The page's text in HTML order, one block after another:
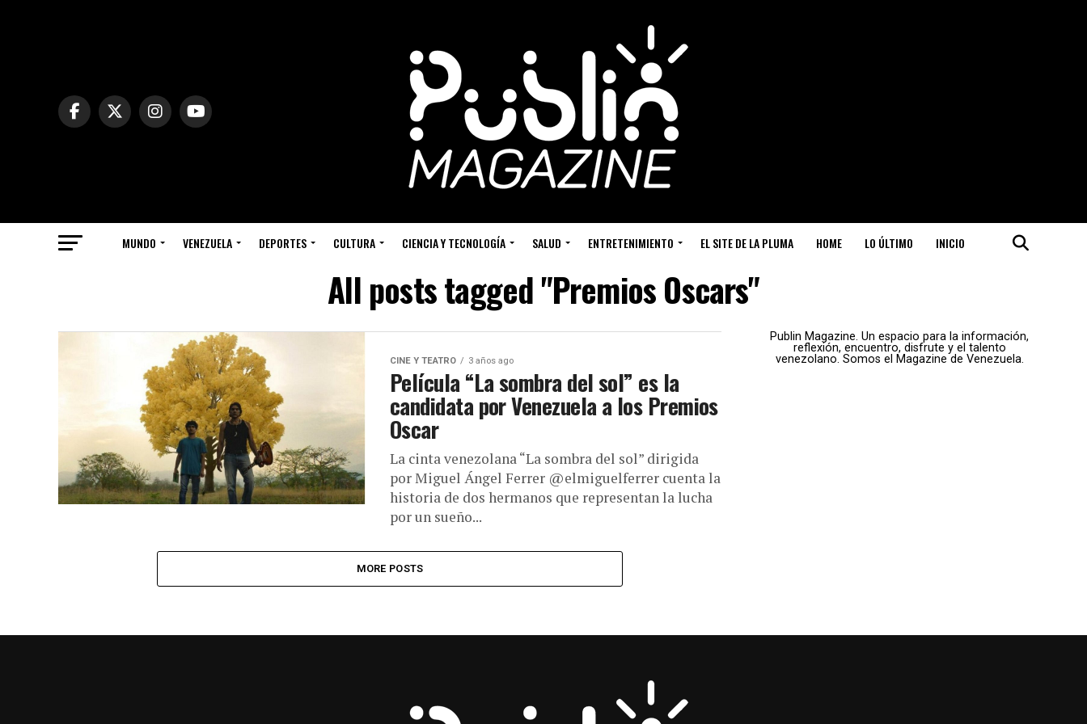
MUNDO VENEZUELA DEPORTES CULTURA CIENCIA Y TECNOLOGÍA SALUD ENTRETENIMIENTO EL SITE DE LA PLUMA HOME LO ÚLTIMO INICIO
All posts tagged "Premios Oscars"
CINE Y TEATRO 3 años ago
Película “La sombra del sol” es la
candidata por Venezuela a los Premios
Oscar
La cinta venezolana “La sombra del sol” dirigida
por Miguel Ángel Ferrer @elmiguelferrer cuenta la
historia de dos hermanos que representan la lucha
por un sueño...
MORE POSTS
Publin Magazine. Un espacio para la información,
reflexión, encuentro, disfrute y el talento
venezolano. Somos el Magazine de Venezuela.